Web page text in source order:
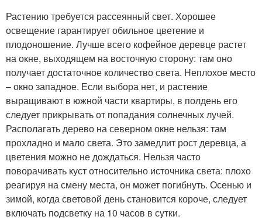
Растению требуется рассеянный свет. Хорошее
освещение гарантирует обильное цветение и
плодоношение. Лучше всего кофейное деревце растет
на окне, выходящем на восточную сторону: там оно
получает достаточное количество света. Неплохое место
– окно западное. Если выбора нет, и растение
выращивают в южной части квартиры, в полдень его
следует прикрывать от попадания солнечных лучей.
Располагать дерево на северном окне нельзя: там
прохладно и мало света. Это замедлит рост деревца, а
цветения можно не дождаться. Нельзя часто
поворачивать куст относительно источника света: плохо
реагируя на смену места, он может погибнуть. Осенью и
зимой, когда световой день становится короче, следует
включать подсветку на 10 часов в сутки.